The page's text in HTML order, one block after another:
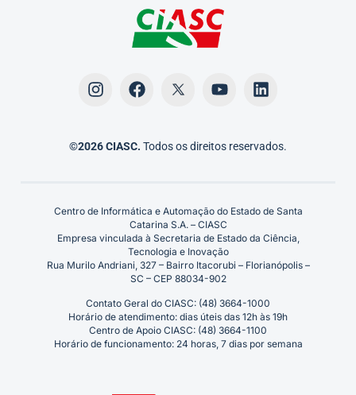
©2026 CIASC. Todos os direitos reservados.
Centro de Informática e Automação do Estado de Santa
Catarina S.A. – CIASC
Empresa vinculada à Secretaria de Estado da Ciência,
Tecnologia e Inovação
Rua Murilo Andriani, 327 – Bairro Itacorubi – Florianópolis –
SC – CEP 88034-902
Contato Geral do CIASC: (48) 3664-1000
Horário de atendimento: dias úteis das 12h às 19h
Centro de Apoio CIASC: (48) 3664-1100
Horário de funcionamento: 24 horas, 7 dias por semana